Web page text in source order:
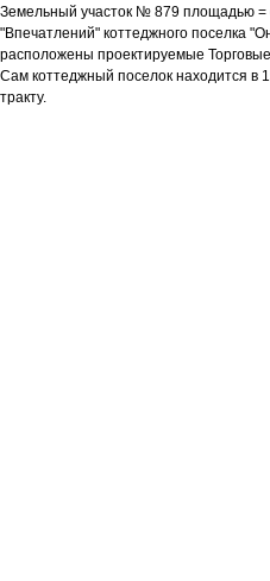
Земельный участок № 879 площадью =
"Впечатлений" коттеджного поселка
расположены проектируемые
Сам коттеджный поселок находится в
тракту.